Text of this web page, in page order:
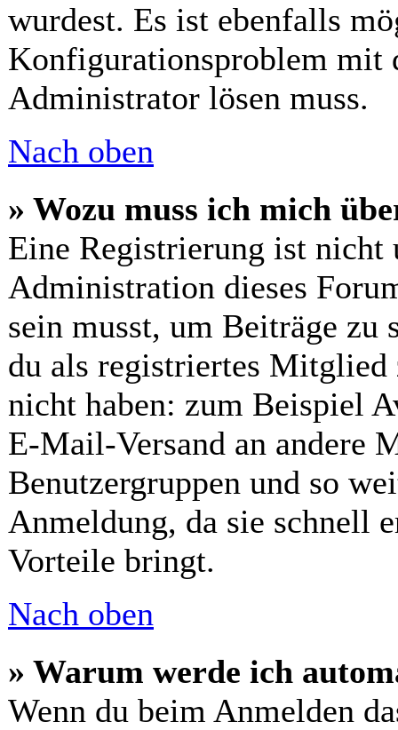
wurdest. Es ist ebenfalls
Konfigurationsproblem mit
Administrator lösen muss.
Nach oben
» Wozu muss ich mich
Eine Registrierung ist
Administration dieses
sein musst, um Beiträge zu
du als registriertes Mitglied
nicht haben: zum Beispiel
E-Mail-Versand an andere
Benutzergruppen und so
Anmeldung, da sie schnell
Vorteile bringt.
Nach oben
» Warum werde ich
Wenn du beim Anmelden